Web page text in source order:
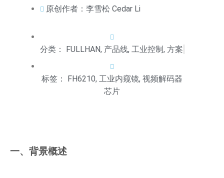
原创作者：李雪松 Cedar Li
分类： FULLHAN, 产品线, 工业控制, 方案
标签： FH6210, 工业内窥镜, 视频解码器
芯片
一、背景概述